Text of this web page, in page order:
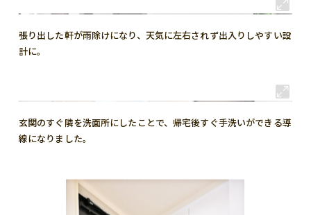
張り出した軒が雨除けになり、天気に左右されず出入りしやすい設
計に。
玄関のすぐ隣を洗面所にしたことで、帰宅後すぐ手洗いができる導
線になりました。